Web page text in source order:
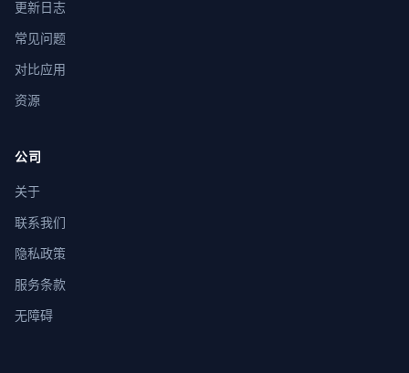
更新日志
常见问题
对比应用
资源
公司
关于
联系我们
隐私政策
服务条款
无障碍